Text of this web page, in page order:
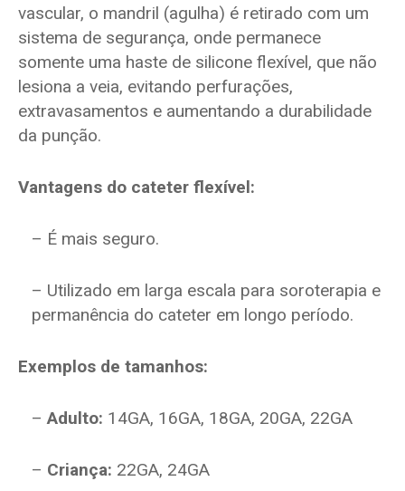
vascular, o mandril (agulha) é retirado com um
sistema de segurança, onde permanece
somente uma haste de silicone flexível, que não
lesiona a veia, evitando perfurações,
extravasamentos e aumentando a durabilidade
da punção.
Vantagens do cateter flexível:
– É mais seguro.
– Utilizado em larga escala para soroterapia e
permanência do cateter em longo período.
Exemplos de tamanhos:
–Adulto: 14GA, 16GA, 18GA, 20GA, 22GA
– Criança: 22GA, 24GA